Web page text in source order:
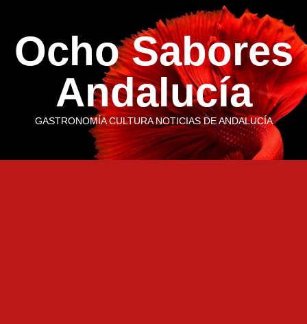
contenido
Ocho Sabores
Andalucía
GASTRONOMÍA CULTURA NOTICIAS DE ANDALUCÍA